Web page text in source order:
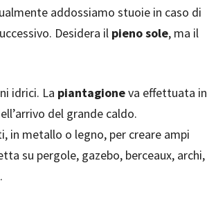
addossiamo stuoie in caso di
Desidera il pieno sole, ma il
idrici. La piantagioneva effettuata in
del grande caldo.
in metallo o legno, per creare ampi
su pergole, gazebo, berceaux, archi,
.